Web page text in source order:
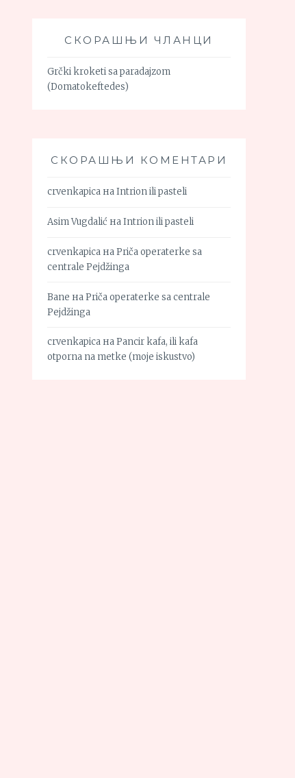
СКОРАШЊИ ЧЛАНЦИ
Grčki kroketi sa paradajzom
(Domatokeftedes)
СКОРАШЊИ КОМЕНТАРИ
crvenkapica наIntrion ili pasteli
Asim Vugdalić наIntrion ili pasteli
crvenkapica наPriča operaterke sa
centrale Pejdžinga
Bane наPriča operaterke sa centrale
Pejdžinga
crvenkapica наPancir kafa, ili kafa
otporna na metke (moje iskustvo)